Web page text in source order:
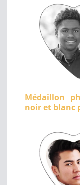
Médaillon
noir et blanc